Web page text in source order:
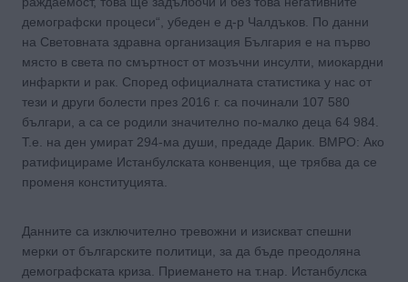
демографски процеси“, убеден е д-р Чалдъков. По данни
на Световната здравна организация България е на първо
място в света по смъртност от мозъчни инсулти, миокардни
инфаркти и рак. Според официалната статистика у нас от
тези и други болести през 2016 г. са починали 107 580
българи, а са се родили значително по-малко деца 64 984.
Т.е. на ден умират 294-ма души, предаде Дарик. ВМРО: Ако
ратифицираме Истанбулската конвенция, ще трябва да се
променя конституцията.
Данните са изключително тревожни и изискват спешни
мерки от българските политици, за да бъде преодоляна
демографската криза. Приемането на т.нар. Истанбулска